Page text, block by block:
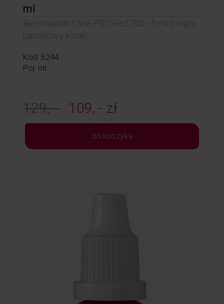
ml
Bioevolution Qline PRO Red 760 - 5 ml (ciepły,
pastelowy koral)
Kod: 6244
Poj: ml
129, - 109, - zł
do koszyka